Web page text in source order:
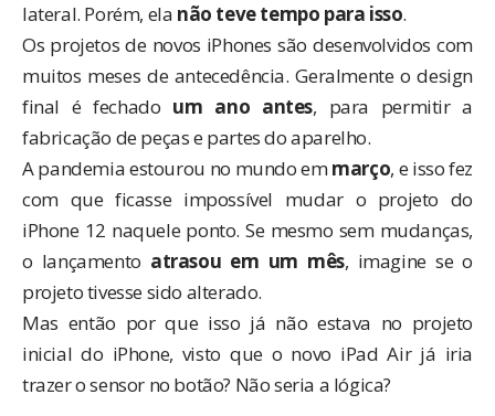
lateral. Porém, ela não teve tempo para isso.
Os projetos de novos iPhones são desenvolvidos com
muitos meses de antecedência. Geralmente o design
final é fechado um ano antes, para permitir a
fabricação de peças e partes do aparelho.
A pandemia estourou no mundo emmarço, e isso fez
com que ficasse impossível mudar o projeto do
iPhone 12 naquele ponto. Se mesmo sem mudanças,
o lançamento atrasou em um mês, imagine se o
projeto tivesse sido alterado.
Mas então por que isso já não estava no projeto
inicial do iPhone, visto que o novo iPad Air já iria
trazer o sensor no botão? Não seria a lógica?